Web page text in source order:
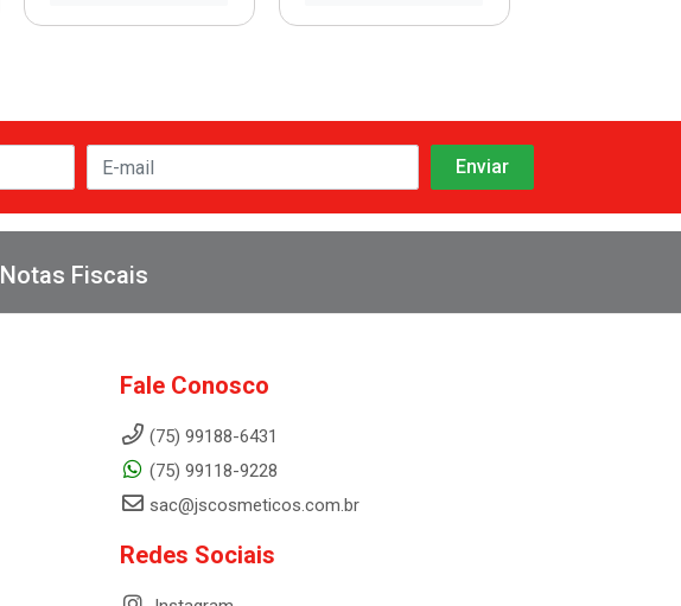
Notas Fiscais
Fale Conosco
(75) 99188-6431
(75) 99118-9228
sac@jscosmeticos.com.br
Redes Sociais